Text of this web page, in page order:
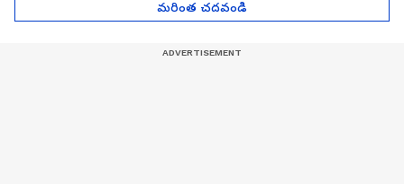
మరింత చదవండి